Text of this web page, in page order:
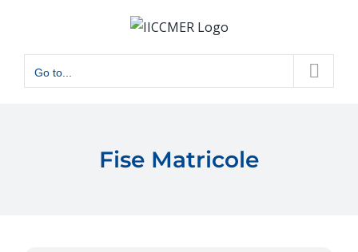
content
Go to...
Fise Matricole